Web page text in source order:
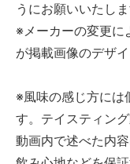
うにお願いいたしま
※メーカーの変更に
が掲載画像のデザ
※風味の感じ方には
す。テイスティン
動画内で述べた内